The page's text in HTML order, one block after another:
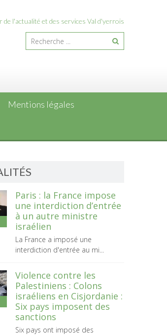
l'actualité et des services Val d'yerrois
Mentions légales
Paris : la France impose
une interdiction d’entrée
à un autre ministre
israélien
La France a imposé une
interdiction d'entrée au mi...
Violence contre les
Palestiniens : Colons
israéliens en Cisjordanie :
Six pays imposent des
sanctions
Six pays ont imposé des